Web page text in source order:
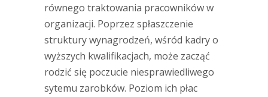
równego traktowania pracowników w
organizacji. Poprzez spłaszczenie
struktury wynagrodzeń, wśród kadry o
wyższych kwalifikacjach, może zacząć
rodzić się poczucie niesprawiedliwego
sytemu zarobków. Poziom ich płac